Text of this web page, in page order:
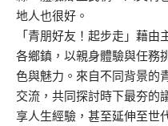
地人也很好。
「青朋好友！起步走」藉
各鄉鎮，以親身體驗與任務
色與魅力。來自不同背景的
交流，共同探討時下最夯的
享人生經驗，甚至延伸至世